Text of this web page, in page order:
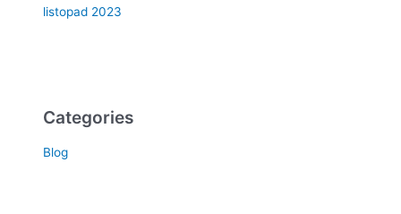
listopad 2023
Categories
Blog